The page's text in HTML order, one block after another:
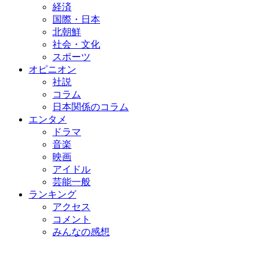
経済
国際・日本
北朝鮮
社会・文化
スポーツ
オピニオン
社説
コラム
日本関係のコラム
エンタメ
ドラマ
音楽
映画
アイドル
芸能一般
ランキング
アクセス
コメント
みんなの感想